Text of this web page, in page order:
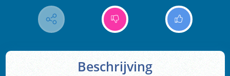
Beschrijving